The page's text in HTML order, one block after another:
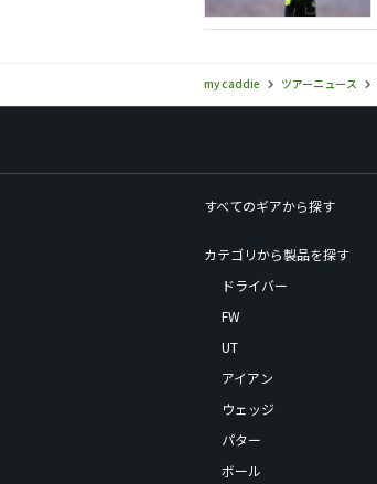
my caddie ツアーニュース
すべてのギアから探す
カテゴリから製品を探す
ドライバー
FW
UT
アイアン
ウェッジ
パター
ボール